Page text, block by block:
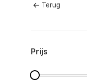
Terug
Prijs